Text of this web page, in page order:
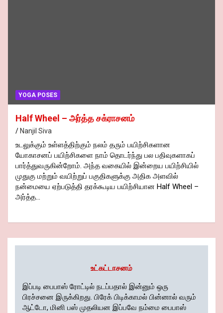
YOGA POSES
Half Wheel – அர்த்த சக்ராசனம்
Nanjil Siva
உடலுக்கும் உள்ளத்திற்கும் நலம் தரும் பயிற்சிகளான
யோகாசனப் பயிற்சிகளை நாம் தொடர்ந்து பல பதிவுகளாகப்
பார்த்துவருகின்றோம். அந்த வகையில் இன்றைய பயிற்சியில்
முதுகு மற்றும் வயிற்றுப் பகுதிகளுக்கு அதிக அளவில்
நன்மையை ஏற்படுத்தி தரக்கூடிய பயிற்சியான Half Wheel –
அர்த்த…
உட்கட்டாசனம்
இப்படி பைபாஸ் ரோட்டில் நடப்பதால் இன்னும் ஒரு
பிரச்சனை இருக்கிறது. பிரேக் பிடிக்காமல் பின்னால் வரும்
ஆட்டோ, மினி பஸ் முதலியன இப்பவே நம்மை பைபாஸ்